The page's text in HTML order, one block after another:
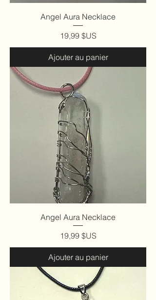
Angel Aura Necklace
Prix
19,99 $US
Ajouter au panier
Angel Aura Necklace
Prix
19,99 $US
Ajouter au panier